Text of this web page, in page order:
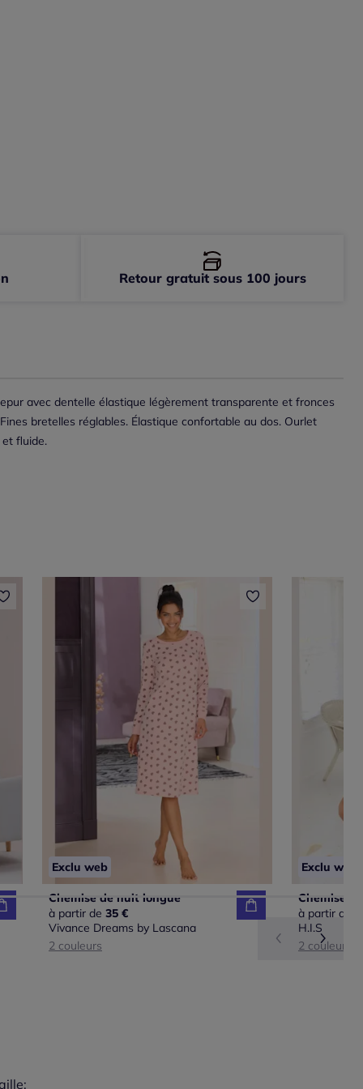
avec dentelle élastique légèrement transparente et fronces
bretelles réglables. Élastique confortable au dos. Ourlet
fluide.
Retour gratuit sous 100 jours
Exclu web
Chemise de nuit longue
à partir de 35 €
Vivance Dreams by Lascana
2 couleurs
Exclu web
à partir de
H.I.S
2 couleurs
taillant selon les avis clients